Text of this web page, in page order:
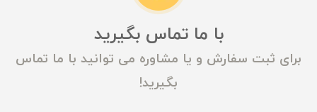
با ما تماس بگیرید
برای ثبت سفارش و یا مشاوره می توانید با ما تماس
بگیرید!